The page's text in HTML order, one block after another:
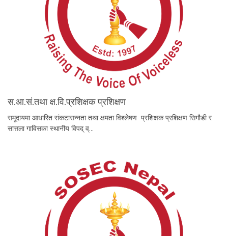
स.आ.सं.तथा क्ष.वि.प्रशिक्षक प्रशिक्षण
समूदायमा आधारित संकटासन्नता तथा क्षमता विश्लेषण प्रशिक्षक प्रशिक्षण सिगौडी र
सात्तला गाविसका स्थानीय विपद् व्…